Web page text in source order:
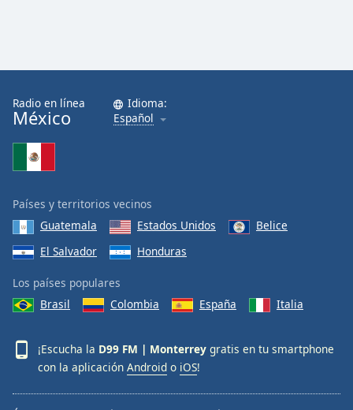
Radio en línea
México
Idioma:
Español
Países y territorios vecinos
Guatemala
Estados Unidos
Belice
El Salvador
Honduras
Los países populares
Brasil
Colombia España Italia
¡Escucha la D99 FM | Monterrey gratis en tu smartphone
con la aplicación Android o iOS!